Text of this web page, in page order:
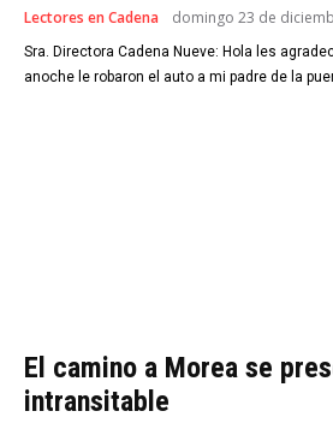
Lectores en Cadena domingo 23 de
Sra. Directora Cadena Nueve: Hola les
anoche le robaron el auto a mi padre de la
El camino a Morea se
intransitable